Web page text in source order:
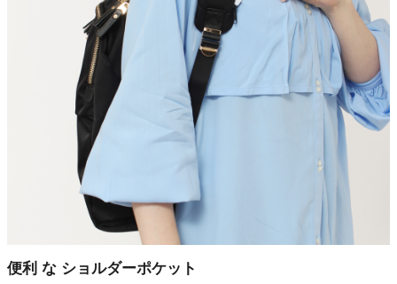
便利 な ショルダーポケット